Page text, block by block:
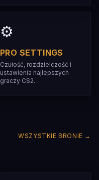
⚙️
PRO SETTINGS
Czułość, rozdzielczość i
ustawienia najlepszych
graczy CS2.
WSZYSTKIE BRONIE →